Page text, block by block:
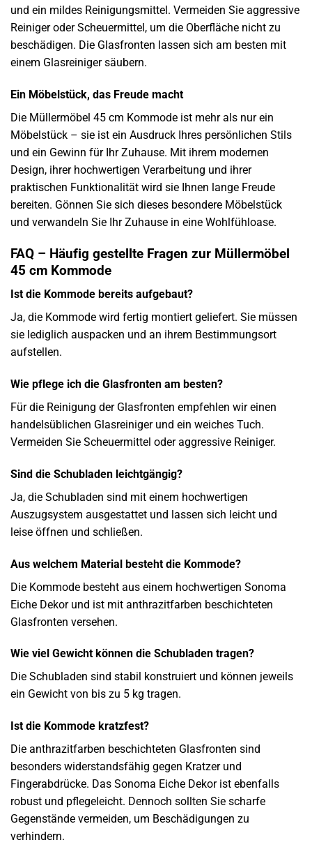
und ein mildes Reinigungsmittel. Vermeiden Sie aggressive
Reiniger oder Scheuermittel, um die Oberfläche nicht zu
beschädigen. Die Glasfronten lassen sich am besten mit
einem Glasreiniger säubern.
Ein Möbelstück, das Freude macht
Die Müllermöbel 45 cm Kommode ist mehr als nur ein
Möbelstück – sie ist ein Ausdruck Ihres persönlichen Stils
und ein Gewinn für Ihr Zuhause. Mit ihrem modernen
Design, ihrer hochwertigen Verarbeitung und ihrer
praktischen Funktionalität wird sie Ihnen lange Freude
bereiten. Gönnen Sie sich dieses besondere Möbelstück
und verwandeln Sie Ihr Zuhause in eine Wohlfühloase.
FAQ – Häufig gestellte Fragen zur Müllermöbel
45 cm Kommode
Ist die Kommode bereits aufgebaut?
Ja, die Kommode wird fertig montiert geliefert. Sie müssen
sie lediglich auspacken und an ihrem Bestimmungsort
aufstellen.
Wie pflege ich die Glasfronten am besten?
Für die Reinigung der Glasfronten empfehlen wir einen
handelsüblichen Glasreiniger und ein weiches Tuch.
Vermeiden Sie Scheuermittel oder aggressive Reiniger.
Sind die Schubladen leichtgängig?
Ja, die Schubladen sind mit einem hochwertigen
Auszugsystem ausgestattet und lassen sich leicht und
leise öffnen und schließen.
Aus welchem Material besteht die Kommode?
Die Kommode besteht aus einem hochwertigen Sonoma
Eiche Dekor und ist mit anthrazitfarben beschichteten
Glasfronten versehen.
Wie viel Gewicht können die Schubladen tragen?
Die Schubladen sind stabil konstruiert und können jeweils
ein Gewicht von bis zu 5 kg tragen.
Ist die Kommode kratzfest?
Die anthrazitfarben beschichteten Glasfronten sind
besonders widerstandsfähig gegen Kratzer und
Fingerabdrücke. Das Sonoma Eiche Dekor ist ebenfalls
robust und pflegeleicht. Dennoch sollten Sie scharfe
Gegenstände vermeiden, um Beschädigungen zu
verhindern.